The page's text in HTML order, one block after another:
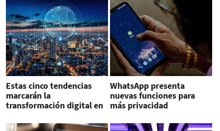
Estas cinco tendencias
marcarán la
transformación digital en
WhatsApp presenta
nuevas funciones para
más privacidad